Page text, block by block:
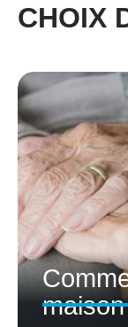
CHOIX